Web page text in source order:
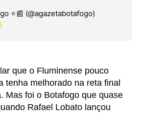
⭐📰 (@agazetabotafogo)
que o Fluminense pouco
tenha melhorado na reta final
Mas foi o Botafogo que quase
Rafael Lobato lançou